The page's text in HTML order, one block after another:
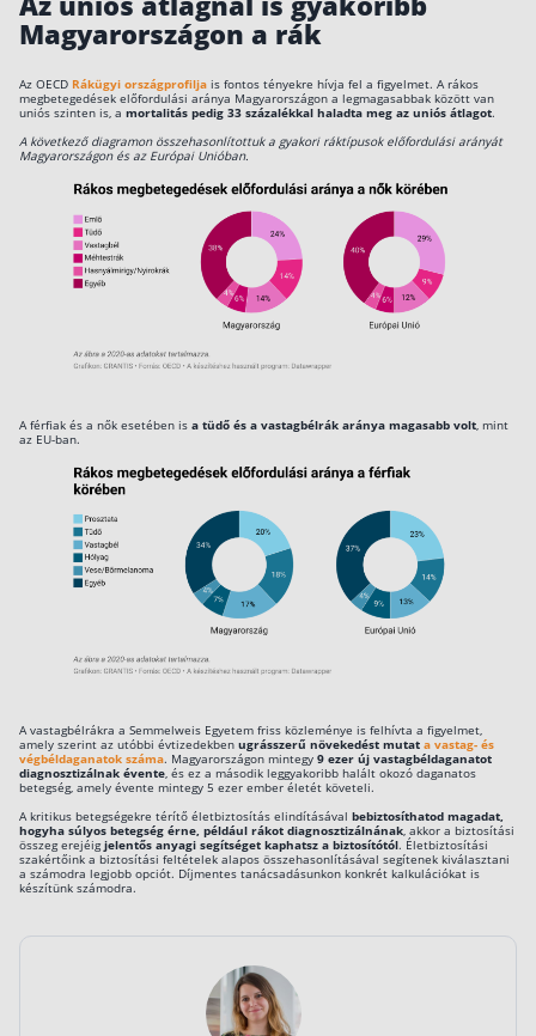
Magyarországon a rák
Az OECD Rákügyi országprofilja is fontos tényekre hívja fel a figyelmet. A rákos
megbetegedések előfordulási aránya Magyarországon a legmagasabbak között van
uniós szinten is, a mortalitás pedig 33 százalékkal haladta meg az uniós átlagot.
A következő diagramon összehasonlítottuk a gyakori ráktípusok előfordulási arányát
Magyarországon és az Európai Unióban.
A férfiak és a nők esetében is a tüdő és a vastagbélrák aránya magasabb volt, mint
az EU-ban.
A vastagbélrákra a Semmelweis Egyetem friss közleménye is felhívta a figyelmet,
amely szerint az utóbbi évtizedekben ugrásszerű növekedést mutat a vastag- és
végbéldaganatok száma. Magyarországon mintegy 9 ezer új vastagbéldaganatot
diagnosztizálnak évente, és ez a második leggyakoribb halált okozó daganatos
betegség, amely évente mintegy 5 ezer ember életét követeli.
A kritikus betegségekre térítő életbiztosítás elindításával bebiztosíthatod magadat,
hogyha súlyos betegség érne, például rákot diagnosztizálnának, akkor a biztosítási
összeg erejéigjelentős anyagi segítséget kaphatsz a biztosítótól. Életbiztosítási
szakértőink a biztosítási feltételek alapos összehasonlításával segítenek kiválasztani
a számodra legjobb opciót. Díjmentes tanácsadásunkon konkrét kalkulációkat is
készítünk számodra.